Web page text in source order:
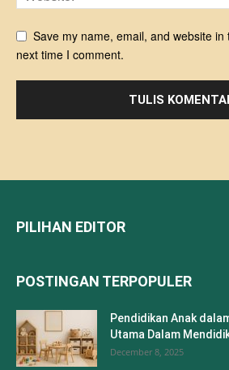
Save my name, email, and website
next time I comment.
PILIHAN EDITOR
POSTINGAN TERPOPULER
Pendidikan Anak
Utama Dalam
December 8, 2025